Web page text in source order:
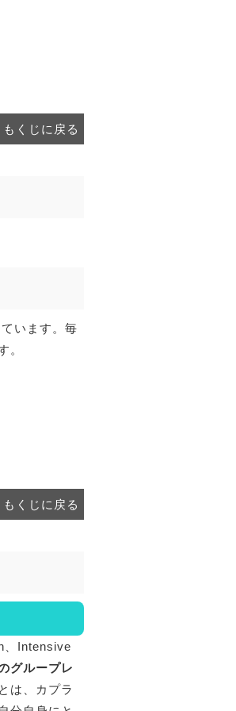
もくじに戻る
います。毎
。
もくじに戻る
、Intensive
グループレ
は、カプラ